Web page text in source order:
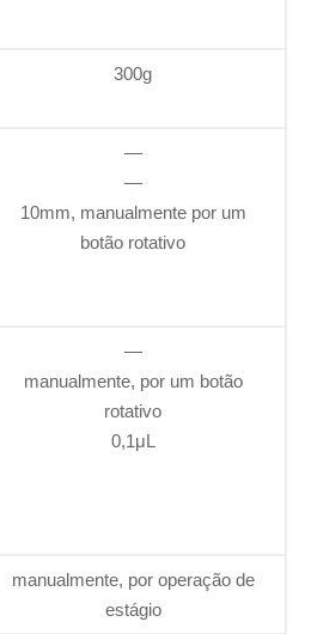
300g
—
—
10mm, manualmente por um
botão rotativo
—
manualmente, por um botão
rotativo
0,1μL
manualmente, por operação de
estágio